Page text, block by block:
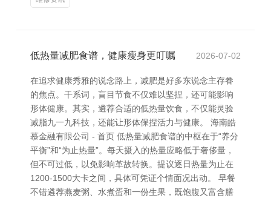
低热量减肥食谱，健康瘦身更叮嘱 2026-07-02
在追求健康秀雅的说念路上，减肥是好多东说念主存眷
的焦点。干系词，盲目节食不仅难以坚捏，还可能影响
形体健康。其实，遴荐合适的低热量饮食，不仅能灵验
减脂九一九科技，还能让形体保捏活力与健康。 海南皓
慕金融有限公司 - 首页 低热量减肥食谱的中枢在于“养分
平衡”和“为止热量”。每天摄入的热量应略低于奢侈量，
但不可过低，以免影响革故转换。提议逐日热量为止在
1200-1500大卡之间，具体可凭证个情面况出动。 早餐
不错遴荐燕麦粥、水煮蛋和一份生果，既饱腹又富含膳